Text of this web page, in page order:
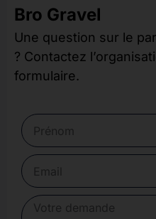
Bro Gravel
Une question sur le
? Contactez
formulaire.